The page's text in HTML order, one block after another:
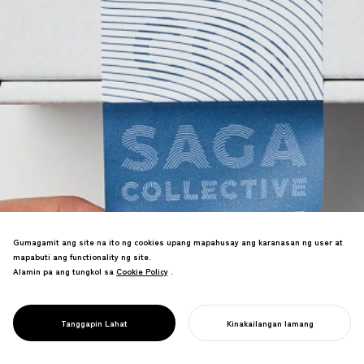
SAGA
COLLECTIVE
Unang lubos na decarbonized na brand
Purchasing Award at SME Revitalization
Special Award.
SIMULAN ANG INYONG PROYEKTO
Gumagamit ang site na ito ng cookies upang mapahusay ang karanasan ng user at
mapabuti ang functionality ng site.
Alamin pa ang tungkol sa Cookie Policy
Cookie Policy .
Tanggapin Lahat Kinakailangan lamang